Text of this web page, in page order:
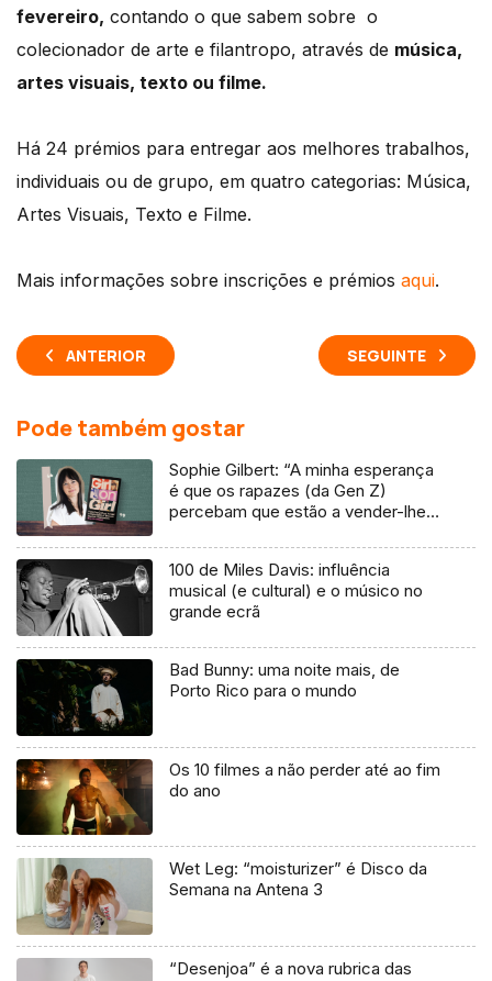
fevereiro, contando o que sabem sobre o
colecionador de arte e filantropo, através de música,
artes visuais, texto ou filme.
Há 24 prémios para entregar aos melhores trabalhos,
individuais ou de grupo, em quatro categorias: Música,
Artes Visuais, Texto e Filme.
Mais informações sobre inscrições e prémios aqui.
ANTERIOR SEGUINTE
Pode também gostar
Sophie Gilbert: “A minha esperança
é que os rapazes (da Gen Z)
percebam que estão a vender-lhes
100 de Miles Davis: influência
musical (e cultural) e o músico no
grande ecrã
Bad Bunny: uma noite mais, de
Porto Rico para o mundo
Os 10 filmes a não perder até ao fim
do ano
Wet Leg: “moisturizer” é Disco da
Semana na Antena 3
“Desenjoa” é a nova rubrica das